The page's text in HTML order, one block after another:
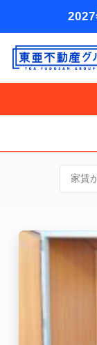
借りる
解約のお申込み
東
亜